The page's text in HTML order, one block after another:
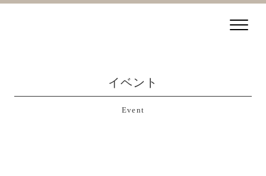
イベント
Event